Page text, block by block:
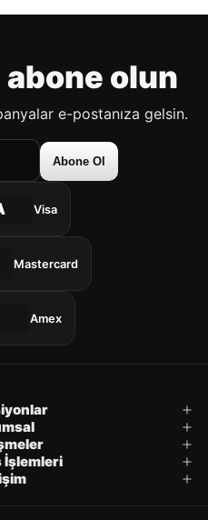
olun
e-postanıza gelsin.
Abone Ol
Visa
Mastercard
Amex
İşlemleri